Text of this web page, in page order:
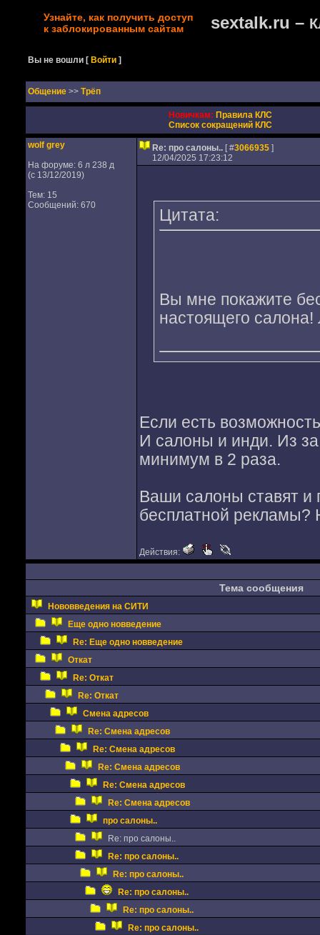
Узнайте, как получить доступ
к заблокированным сайтам
sextalk.ru –
Вы не вошли [Войти ]
Oбщение >> Трёп
Новичкам: Правила КЛС
Список сокращений КЛС
wolf grey
На форуме: 6 л 238 д
(с 13/12/2019)
Тем: 15
Сообщений: 670
Re: про салоны.. [ #3066935]
12/04/2025 17:23:12
Цитата:
Вы мне покажите
настоящего
Если есть
И салоны и инди. Из за
минимум в 2 раза.
Ваши салоны ставят и
бесплатной
Действия:
Тема сообщения
Нововведения на СИТИ
Еще одно новведение
Re: Еще одно новведение
Откат
Re: Откат
Re: Откат
Смена адресов
Re: Смена адресов
Re: Смена адресов
Re: Смена адресов
Re: Смена адресов
Re: Смена адресов
про салоны..
Re: про салоны..
Re: про салоны..
Re: про салоны..
Re: про салоны..
Re: про салоны..
Re: про салоны..